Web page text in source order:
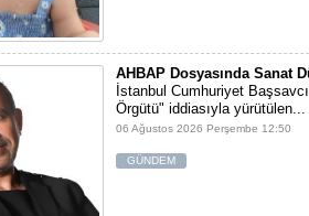
AHBAP Dosyasında Sanat
İstanbul Cumhuriyet
Örgütü" iddiasıyla yürütülen...
06 Ağustos 2026 Perşembe 12:50
GÜNDEM